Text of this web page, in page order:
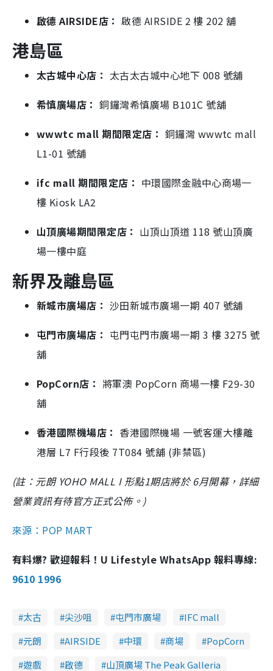
啟德 AIRSIDE店： 啟德 AIRSIDE 2 樓 202 舖
港島區
太古城中心店： 太古太古城中心地下 008 號舖
希慎廣場店： 銅鑼灣希慎廣場 B101C 號舖
wwwtc mall 期間限定店： 銅鑼灣 wwwtc mall
L1-01 號舖
ifc mall 期間限定店： 中環國際金融中心商場一
樓 Kiosk LA2
山頂廣場期間限定店： 山頂山頂道 118 號山頂廣
場一樓中庭
新界及離島區
新城市廣場店： 沙田新城市廣場一期 407 號舖
屯門市廣場店： 屯門屯門市廣場一期 3 樓 3275 號
舖
PopCorn店： 將軍澳 PopCorn 商場一樓 F29-30
舖
香港國際機場店： 香港國際機場 一號客運大樓離
港層 L7 F行段後 7T084 號舖 (非禁區)
(註：元朗 YOHO MALL I 形點1期店將於 6月開幕，詳細
營業資訊有待官方正式公佈。)
來源：POP MART
有料爆? 歡迎報料！U Lifestyle WhatsApp 報料專線:
9610 1996
太古 尖沙咀 屯門市廣場
IFC mall
元朗
AIRSIDE 中環 商場
PopCorn
遊戲
啟德 山頂廣場 The Peak Galleria